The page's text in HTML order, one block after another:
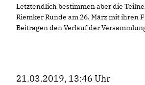
Letztendlich bestimmen aber die
Riemker Runde am 26. März mit ihren
Beiträgen den Verlauf der
21.03.2019, 13:46 Uhr